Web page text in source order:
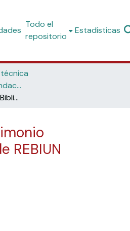
Todo el
repositorio
Estadísticas
Directrices y recomendaciones
Grupo de Patrimonio Bibliográfico de REBIUN
REBIUN